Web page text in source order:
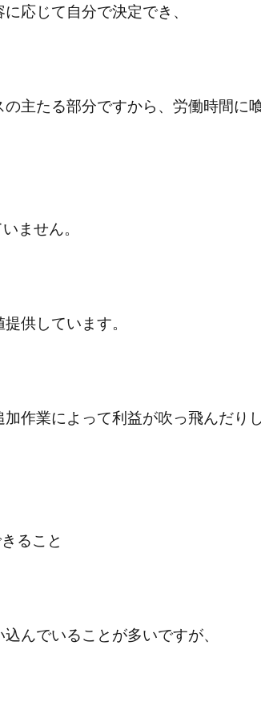
応じて自分で決定でき、
主たる部分ですから、労働時間に喰
ません。
供しています。
作業によって利益が吹っ飛んだりし
ること
んでいることが多いですが、